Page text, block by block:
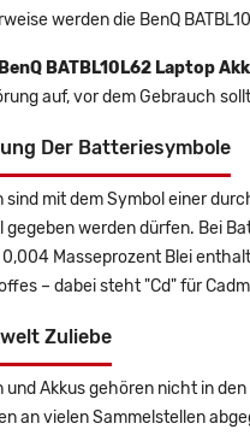
werden die BenQ
BenQ BATBL10L62 Laptop
auf, vor dem Gebrauch
Der Batteriesymbole
sind mit dem Symbol einer
gegeben werden dürfen. Bei
0,004 Masseprozent Blei
– dabei steht "Cd" für
Zuliebe
und Akkus gehören nicht in den
an vielen Sammelstellen